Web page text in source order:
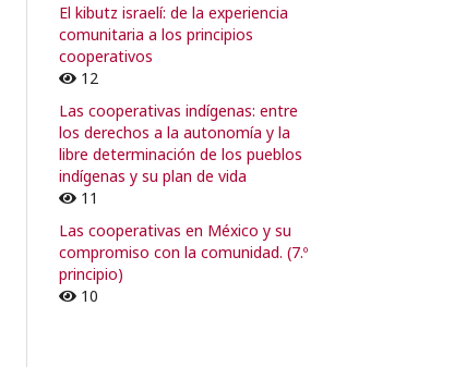
El kibutz israelí: de la experiencia
comunitaria a los principios
cooperativos
12
Las cooperativas indígenas: entre
los derechos a la autonomía y la
libre determinación de los pueblos
indígenas y su plan de vida
11
Las cooperativas en México y su
compromiso con la comunidad. (7.º
principio)
10